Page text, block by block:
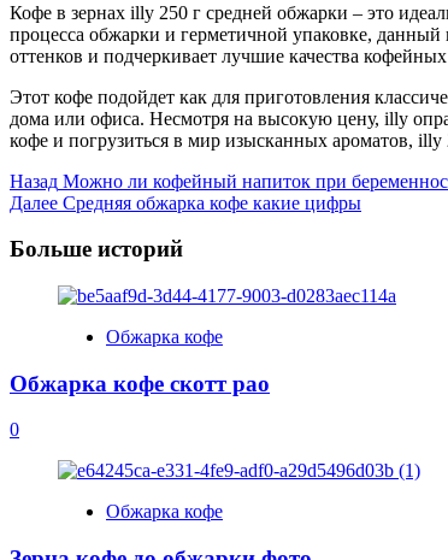
Кофе в зернах illy 250 г средней обжарки – это
процесса обжарки и герметичной упаковке,
оттенков и подчеркивает лучшие качества кофейных
Этот кофе подойдет как для приготовления
дома или офиса. Несмотря на высокую цену, illy
кофе и погрузиться в мир изысканных ароматов,
Post
Navigation
Назад Можно ли кофейный напиток при
Далее Средняя обжарка кофе какие цифры
Больше историй
Обжарка кофе
Обжарка кофе скотт рао
0
Обжарка кофе